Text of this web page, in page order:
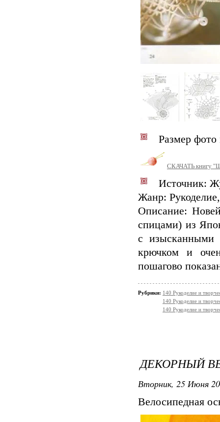
Размер фото
СКАЧАТЬ книгу
Источник:
Жанр:
Описание:
спицами) из
с изысканными
крючком и
пошагово
Рубрики: 140 Рукоделие и
140 Рукоделие и
140 Рукоделие и
ДЕКОРНЫЙ
Вторник, 25 Июня
Велосипедная